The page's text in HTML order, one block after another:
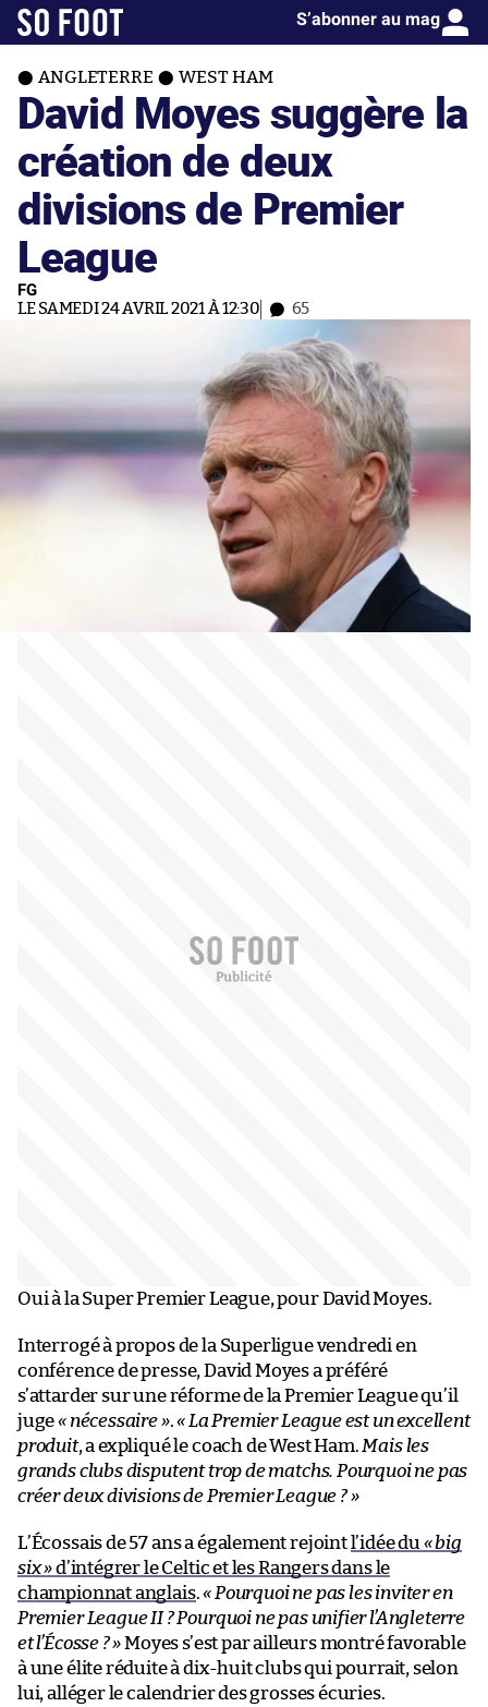
S’abonner au mag
ANGLETERRE WEST HAM
David Moyes suggère la
création de deux
divisions de Premier
League
FG
LE SAMEDI 24 AVRIL 2021 À 12:30 65
Oui à la Super Premier League, pour David Moyes.
Interrogé à propos de la Superligue vendredi en
conférence de presse, David Moyes a préféré
s’attarder sur une réforme de la Premier League qu’il
juge« nécessaire ».« La Premier League est un excellent
produit, a expliqué le coach de West Ham. Mais les
grands clubs disputent trop de matchs. Pourquoi ne pas
créer deux divisions de Premier League ? »
L’Écossais de 57 ans a également rejoint l’idée du « big
six »d’intégrer le Celtic et les Rangers dans le
championnat anglais.« Pourquoi ne pas les inviter en
Premier League II ? Pourquoi ne pas unifier l’Angleterre
et l’Écosse ? »Moyes s’est par ailleurs montré favorable
à une élite réduite à dix-huit clubs qui pourrait, selon
lui, alléger le calendrier des grosses écuries.